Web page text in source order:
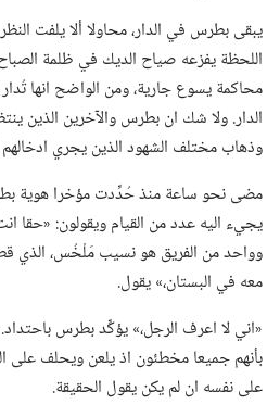
يبقى بطرس في الدار،‏ محاولا ألا يلفت
اللحظة يفزعه صياح الديك في ظلمة الصباح
محاكمة يسوع جارية،‏ ومن الواضح انها
الدار.‏ ولا شك ان بطرس والآخرين الذين
وذهاب مختلف الشهود الذين يجري ادخالهم
مضى نحو ساعة منذ حُدِّدت مؤخرا هوية
يجيء اليه عدد من القيام ويقولون:‏ «حقا
وواحد من الفريق هو نسيب مَلْخُس،‏ الذي
معه في البستان،‏» يقول.‏
‏«اني لا اعرف الرجل،‏» يؤكِّد بطرس
بأنهم جميعا مخطئون اذ يلعن ويحلف على
على نفسه ان لم يكن يقول الحقيقة.‏